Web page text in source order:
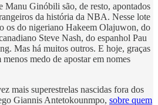
Manu Ginóbili são, de resto, apontados
da história da NBA. Nesse lote
os do nigeriano Hakeem Olajuwon, do
Steve Nash, do espanhol Pau
Mas há muitos outros. E hoje, graças
menos medo de apostar em nomes
mais superestrelas nascidas fora dos
Giannis Antetokounmpo, sobre quem